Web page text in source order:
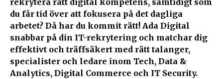
rekrytera rätt digital kompetens, samtidigt som
du får tid över att fokusera på det dagliga
arbetet? Då har du kommit rätt! Ada Digital
snabbar på din IT-rekrytering och matchar dig
effektivt och träffsäkert med rätt talanger,
specialister och ledare inom Tech, Data &
Analytics, Digital Commerce och IT Security.